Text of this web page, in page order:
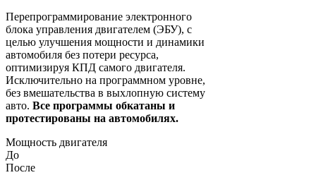
Перепрограммирование электронного
блока управления двигателем (ЭБУ), с
целью улучшения мощности и динамики
автомобиля без потери ресурса,
оптимизируя КПД самого двигателя.
Исключительно на программном уровне,
без вмешательства в выхлопную систему
авто. Все программы обкатаны и
протестированы на автомобилях.
Мощность двигателя
До
После